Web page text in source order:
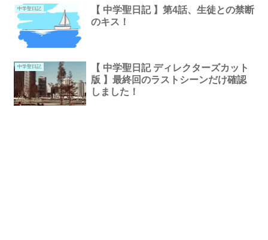
中学聖日記
【 中学聖日記 】第4話、生徒との禁断
のキス！
中学聖日記
【 中学聖日記 ディレクターズカット
版 】最終回のラストシーンだけ確認
しました！